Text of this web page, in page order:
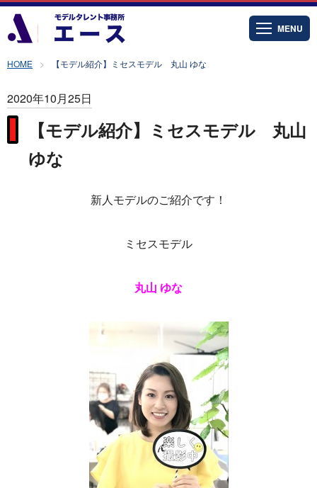
MENU
HOME 【モデル紹介】ミセスモデル 丸山 ゆな
2020年10月25日
【モデル紹介】ミセスモデル 丸山
ゆな
新人モデルのご紹介です！
ミセスモデル
丸山 ゆな